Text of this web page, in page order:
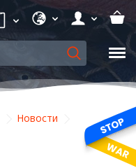
Новости